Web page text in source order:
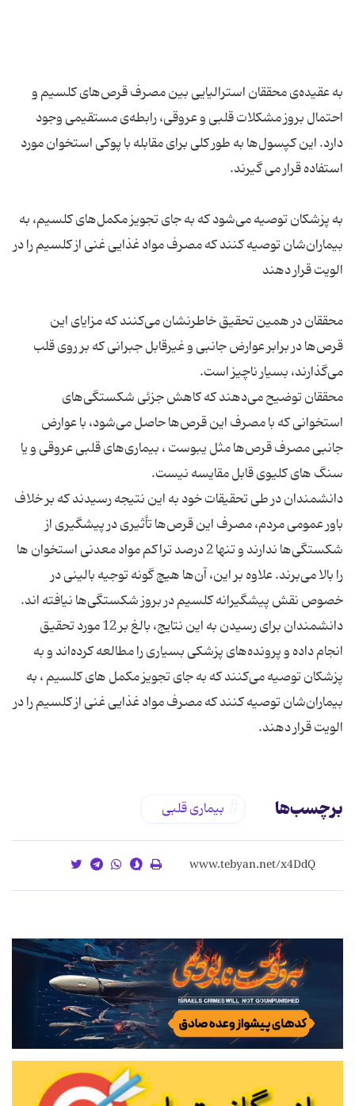
به عقیده‌ی محققان استرالیایی بین مصرف قرص‌های کلسیم و
احتمال بروز مشکلات قلبی و عروقی، رابطه‌ی مستقیمی وجود
دارد. این کپسول‌ها به طور کلی برای مقابله با پوکی استخوان مورد
به پزشکان توصیه می‌شود که به جای تجویز مکمل‌های کلسیم، به
بیماران‌شان توصیه کنند که مصرف مواد غذایی غنی از کلسیم را در
محققان در همین تحقیق خاطرنشان می‌کنند که مزایای این
قرص‌ها در برابر عوارض جانبی و غیرقابل جبرانی که بر روی قلب
محققان توضیح می‌دهند که کاهش جزئی شکستگی‌های
استخوانی که با مصرف این قرص‌ها حاصل می‌شود، با عوارض
جانبی مصرف قرص‌ها مثل یبوست ، بیماری‌های قلبی عروقی و یا
دانشمندان در طی تحقیقات خود به این نتیجه رسیدند که بر خلاف
باور عمومی مردم، مصرف این قرص‌ها تأثیری در پیشگیری از
شکستگی‌ها ندارند و تنها 2 درصد تراکم مواد معدنی استخوان ‌ها
را بالا می‌برند. علاوه بر این، آن‌ها هیچ گونه توجیه بالینی در
دانشمندان برای رسیدن به این نتایج، بالغ بر 12 مورد تحقیق
انجام داده و پرونده‌های پزشکی بسیاری را مطالعه کرده‌اند و به
پزشکان توصیه می‌کنند که به جای تجویز مکمل های کلسیم ، به
بیماران‌شان توصیه کنند که مصرف مواد غذایی غنی از کلسیم را در
الویت قرار دهند.
برچسب‌ها بیماری قلبی